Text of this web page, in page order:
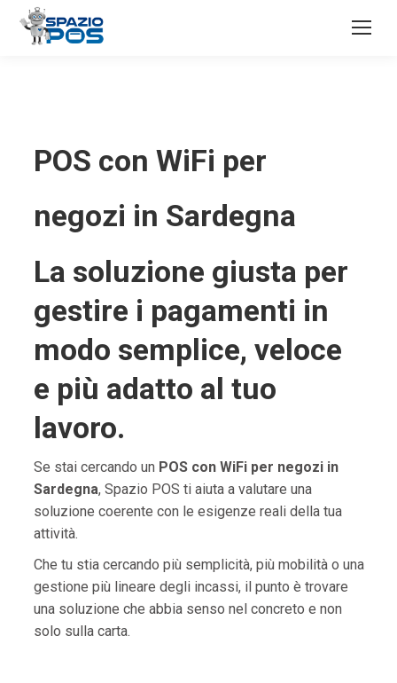
POS con WiFi per
negozi in Sardegna
La soluzione giusta per
gestire i pagamenti in
modo semplice, veloce
e più adatto al tuo
lavoro.
Se stai cercando un POS con WiFi per negozi in
Sardegna, Spazio POS ti aiuta a valutare una
soluzione coerente con le esigenze reali della tua
attività.
Che tu stia cercando più semplicità, più mobilità o una
gestione più lineare degli incassi, il punto è trovare
una soluzione che abbia senso nel concreto e non
solo sulla carta.